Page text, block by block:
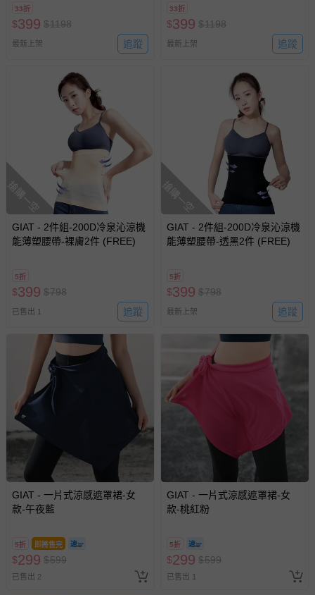
33折
$399 $1198
最新上架 追蹤
33折
$399 $1198
最新上架 追蹤
搶購一空
GIAT - 2件組-200D冷泉沁涼機
能薄塑腰帶-裸膚2件 (FREE)
5折
$399 $798
已售出 1 追蹤
搶購一空
GIAT - 2件組-200D冷泉沁涼機
能薄塑腰帶-透黑2件 (FREE)
5折
$399 $798
最新上架 追蹤
GIAT - 一片式涼感遮罩裙-女
款-午夜藍
5折 即將售完
$299 $599
已售出 2
GIAT - 一片式涼感遮罩裙-女
款-桃紅粉
5折
$299 $599
已售出 1